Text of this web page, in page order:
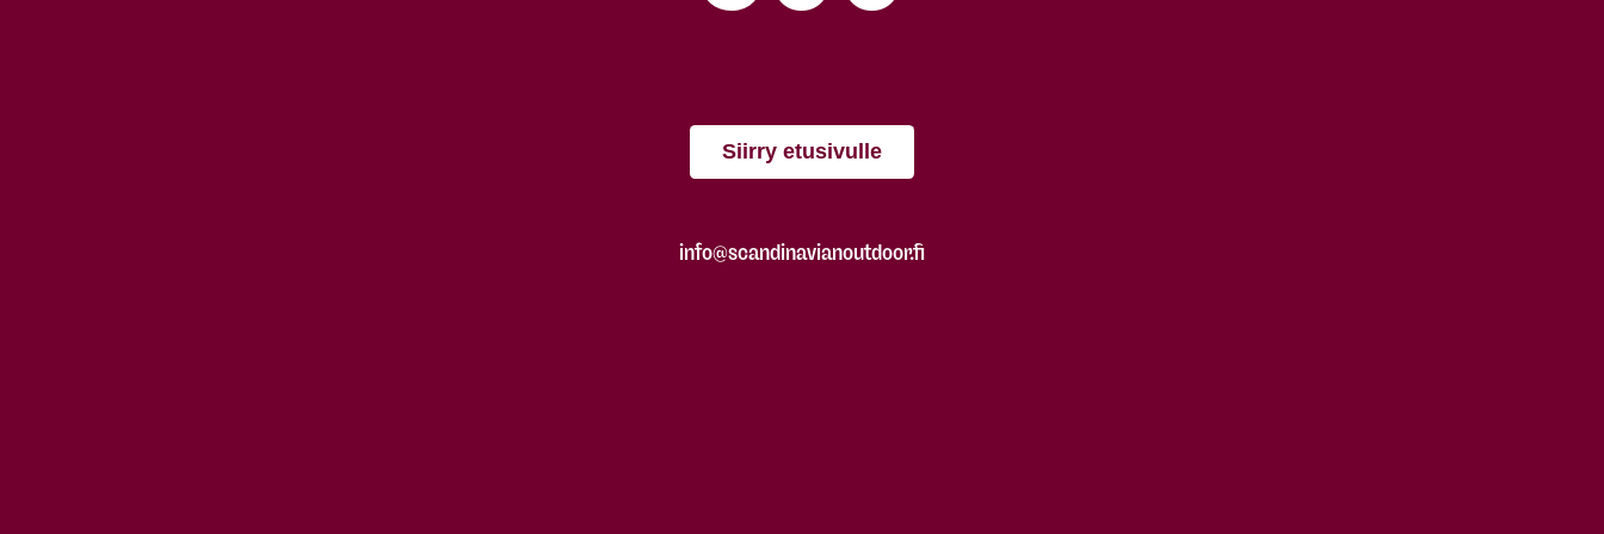
Siirry etusivulle
info@scandinavianoutdoor.fi